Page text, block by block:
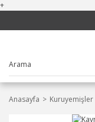
+
Anasayfa Kuruyemişler